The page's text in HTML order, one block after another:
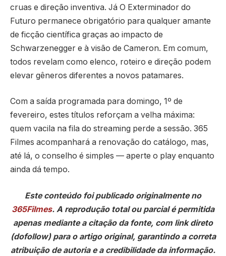
cruas e direção inventiva. Já O Exterminador do
Futuro permanece obrigatório para qualquer amante
de ficção científica graças ao impacto de
Schwarzenegger e à visão de Cameron. Em comum,
todos revelam como elenco, roteiro e direção podem
elevar gêneros diferentes a novos patamares.
Com a saída programada para domingo, 1º de
fevereiro, estes títulos reforçam a velha máxima:
quem vacila na fila do streaming perde a sessão. 365
Filmes acompanhará a renovação do catálogo, mas,
até lá, o conselho é simples — aperte o play enquanto
ainda dá tempo.
Este conteúdo foi publicado originalmente no
365Filmes. A reprodução total ou parcial é permitida
apenas mediante a citação da fonte, com link direto
(dofollow) para o artigo original, garantindo a correta
atribuição de autoria e a credibilidade da informação.